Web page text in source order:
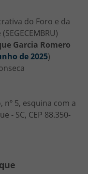
do Foro e da
Garcia Romero
de 2025)
nº 5, esquina com a
- SC, CEP 88.350-